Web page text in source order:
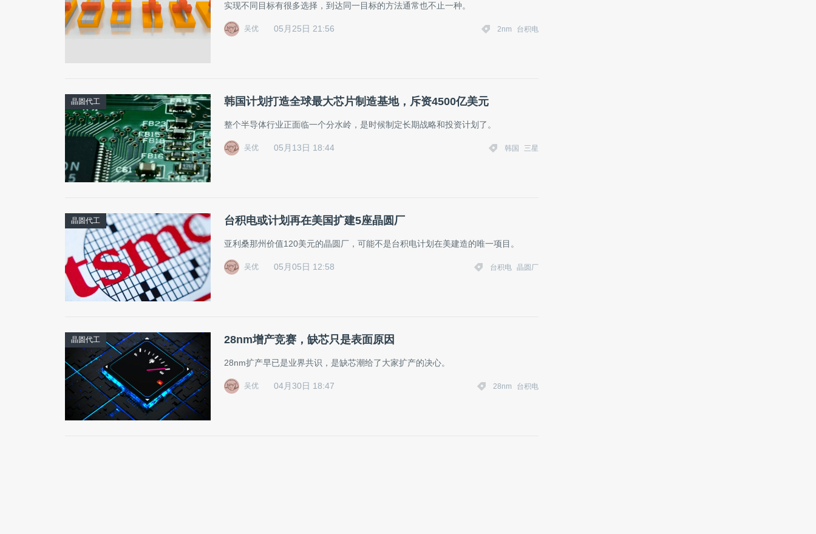
实现不同目标有很多选择，到达同一目标的方法通常也不止一种。
吴优 05月25日 21:56 2nm 台积电
晶圆代工 韩国计划打造全球最大芯片制造基地，斥资4500亿美元
整个半导体行业正面临一个分水岭，是时候制定长期战略和投资计划了。
吴优 05月13日 18:44 韩国 三星
晶圆代工 台积电或计划再在美国扩建5座晶圆厂
亚利桑那州价值120美元的晶圆厂，可能不是台积电计划在美建造的唯一项目。
吴优 05月05日 12:58 台积电 晶圆厂
晶圆代工 28nm增产竞赛，缺芯只是表面原因
28nm扩产早已是业界共识，是缺芯潮给了大家扩产的决心。
吴优 04月30日 18:47 28nm 台积电